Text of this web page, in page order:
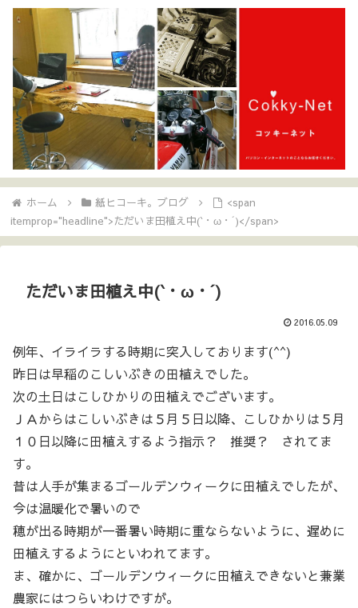
ホーム 紙ヒコーキ。ブログ
<span
itemprop="headline">ただいま田植え中(`・ω・´)</span>
ただいま田植え中(`・ω・´)
2016.05.09
例年、イライラする時期に突入しております(^^)
昨日は早稲のこしいぶきの田植えでした。
次の土日はこしひかりの田植えでございます。
ＪＡからはこしいぶきは５月５日以降、こしひかりは５月
１０日以降に田植えするよう指示？ 推奨？ されてま
す。
昔は人手が集まるゴールデンウィークに田植えでしたが、
今は温暖化で暑いので
穂が出る時期が一番暑い時期に重ならないように、遅めに
田植えするようにといわれてます。
ま、確かに、ゴールデンウィークに田植えできないと兼業
農家にはつらいわけですが。